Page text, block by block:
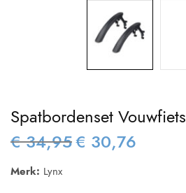
Spatbordenset Vouwfiets
€34,95 Oorspronkelijke
€ 30,76
Merk: Lynx